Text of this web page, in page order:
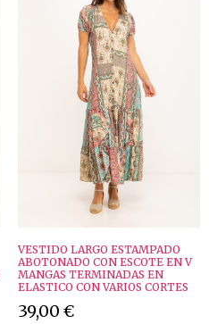
VESTIDO LARGO ESTAMPADO
ABOTONADO CON ESCOTE EN V
MANGAS TERMINADAS EN
ELASTICO CON VARIOS CORTES
39,00 €